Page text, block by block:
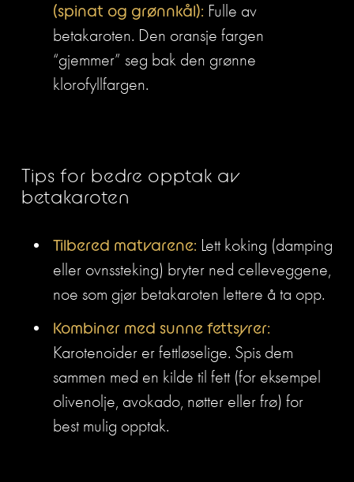
(spinat og grønnkål): Fulle av
betakaroten. Den oransje fargen
“gjemmer” seg bak den grønne
klorofyllfargen.
Tips for bedre opptak av
betakaroten
Tilbered matvarene: Lett koking (damping
eller ovnssteking) bryter ned celleveggene,
noe som gjør betakaroten lettere å ta opp.
Kombiner med sunne fettsyrer:
Karotenoider er fettløselige. Spis dem
sammen med en kilde til fett (for eksempel
olivenolje, avokado, nøtter eller frø) for
best mulig opptak.